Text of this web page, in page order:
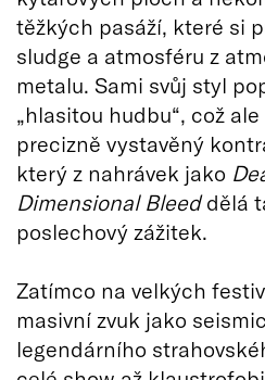
těžkých pasáží, které si
sludge a atmosféru z
metalu. Sami svůj styl
„hlasitou hudbu“, což
precizně vystavěný
který z nahrávek jako
Dimensional Bleeddělá
poslechový zážitek.
Zatímco na velkých
masivní zvuk jako
legendárního